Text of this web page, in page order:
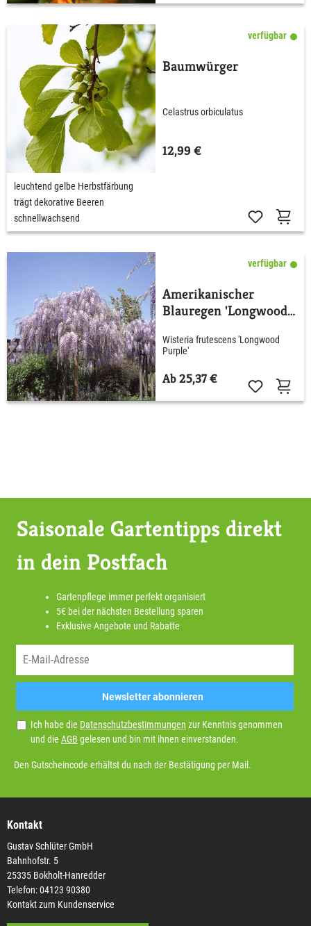
verfügbar
Baumwürger
Celastrus orbiculatus
12,99 €
leuchtend gelbe Herbstfärbung
trägt dekorative Beeren
schnellwachsend
verfügbar
Amerikanischer
Blauregen 'Longwood
Wisteria frutescens 'Longwood
Purple'
Ab 25,37 €
Saisonale Gartentipps direkt
in dein Postfach
Gartenpflege immer perfekt organisiert
5€ bei der nächsten Bestellung sparen
Exklusive Angebote und Rabatte
Newsletter abonnieren
Ich habe die Datenschutzbestimmungen zur Kenntnis genommen
und die AGB gelesen und bin mit ihnen einverstanden.
Den Gutscheincode erhältst du nach der Bestätigung per Mail.
Kontakt
Gustav Schlüter GmbH
Bahnhofstr. 5
25335 Bokholt-Hanredder
Telefon: 04123 90380
Kontakt zum Kundenservice